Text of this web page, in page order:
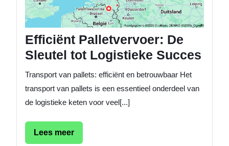
Sleutel
tot
Efficiënt Palletvervoer: De
Sleutel tot Logistieke Succes
Transport van pallets: efficiënt en betrouwbaar Het
transport van pallets is een essentieel onderdeel van
de logistieke keten voor veel[...]
Lees meerLees
meer